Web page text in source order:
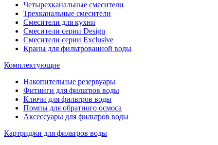
Четырехканальные смесители
Трехканальные смесители
Смесители для кухни
Смесители серии Design
Смесители серии Exclusive
Краны для фильтрованной воды
Комплектующие
Накопительные резервуары
Фитинги для фильтров воды
Ключи для фильтров воды
Помпы для обратного осмоса
Аксессуары для фильтров воды
Картриджи для фильтров воды